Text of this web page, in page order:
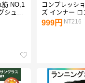
NO,1
シュー
ー27
コンプレッシ
ズ インナー ロ
ンプレッショ
ス パンツ アン
999円 NT216